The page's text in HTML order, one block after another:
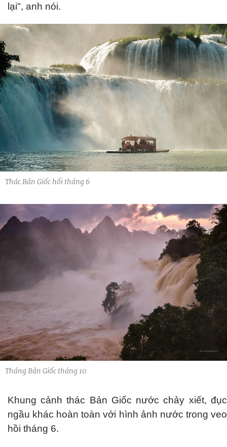
lại", anh nói.
Thác Bản Giốc hồi tháng 6
Tháng Bản Giốc tháng 10
Khung cảnh thác Bản Giốc nước chảy xiết, đục
ngầu khác hoàn toàn với hình ảnh nước trong veo
hồi tháng 6.